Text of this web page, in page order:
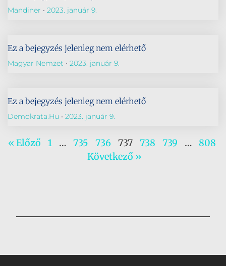
Mandiner 2023. január 9.
Ez a bejegyzés jelenleg nem elérhető
Magyar Nemzet 2023. január 9.
Ez a bejegyzés jelenleg nem elérhető
Demokrata.hu 2023. január 9.
« Előző 1 … 735 736 737 738 739 …
808
Következő »